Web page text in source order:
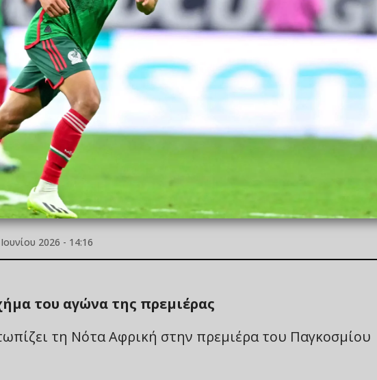
2026 - 14:16
του αγώνα της πρεμιέρας
τη Νότα Αφρική στην πρεμιέρα του Παγκοσμίου